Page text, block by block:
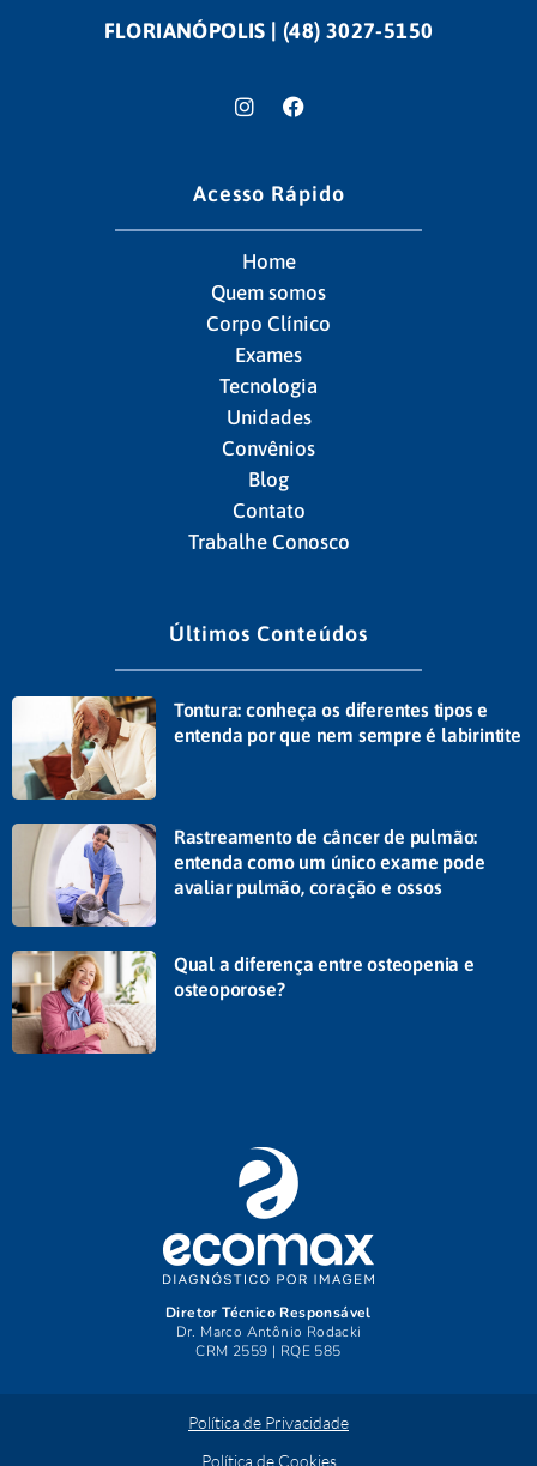
FLORIANÓPOLIS | (48) 3027-5150
Acesso Rápido
Home
Quem somos
Corpo Clínico
Exames
Tecnologia
Unidades
Convênios
Blog
Contato
Trabalhe Conosco
Últimos Conteúdos
Tontura: conheça os diferentes tipos e
entenda por que nem sempre é labirintite
Rastreamento de câncer de pulmão:
entenda como um único exame pode
avaliar pulmão, coração e ossos
Qual a diferença entre osteopenia e
osteoporose?
Diretor Técnico Responsável
Dr. Marco Antônio Rodacki
CRM 2559 | RQE 585
Política de Privacidade
Política de Cookies